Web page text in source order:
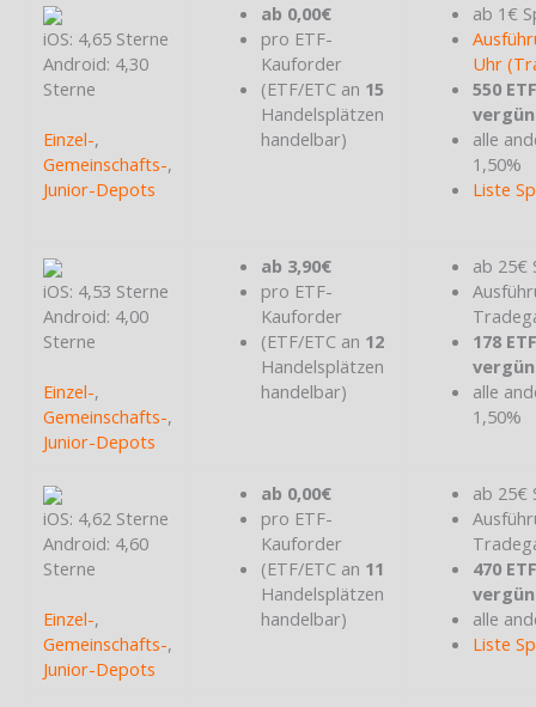
iOS: 4,65 Sterne
Android: 4,30
Sterne
Einzel-,
Gemeinschafts-,
Junior-Depots
ab 0,00€
pro ETF-
Kauforder
(ETF/ETC an 15
Handelsplätzen
handelbar)
ab 1€
Uhr
550
alle
1,50%
Liste
iOS: 4,53 Sterne
Android: 4,00
Sterne
Einzel-,
Gemeinschafts-,
Junior-Depots
ab 3,90€
pro ETF-
Kauforder
(ETF/ETC an 12
Handelsplätzen
handelbar)
ab 25€
178
alle
1,50%
iOS: 4,62 Sterne
Android: 4,60
Sterne
Einzel-,
Gemeinschafts-,
Junior-Depots
ab 0,00€
pro ETF-
Kauforder
(ETF/ETC an 11
Handelsplätzen
handelbar)
ab 25€
470
alle
Liste